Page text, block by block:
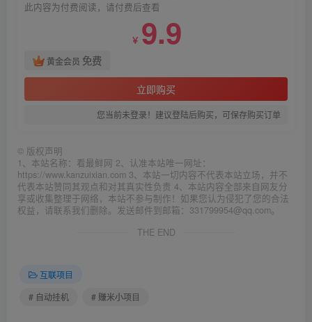
此内容为付费阅读，请付费后查看
￥ 9.9
黄金会员 免费
立即购买
您当前未登录！建议登陆后购买，可保存购买订单
© 版权声明
1、本站名称：看最鲜网 2、认准本站唯一网址：
https://www.kanzuixian.com 3、本站一切内容不代表本站立场，并不
代表本站赞同其观点和对其真实性负责 4、本站内容全部来自网友分
享或收集整理于网络，本站不参与制作！如果您认为侵犯了您的合法
权益，请联系我们删除。发送邮件到邮箱：331799954@qq.com。
THE END
互联项目
# 自动挂机
# 赚米小项目